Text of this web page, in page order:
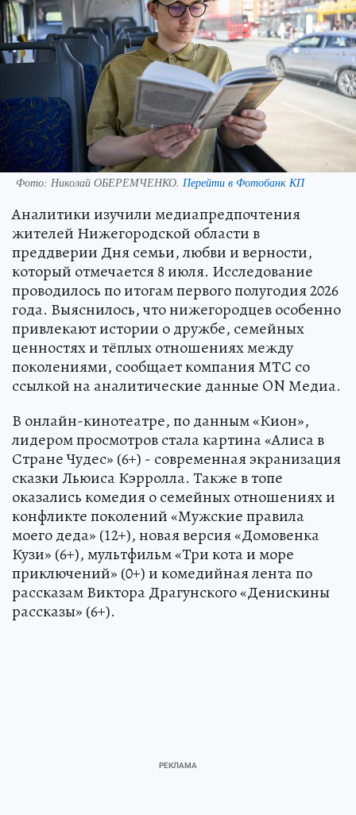
Фото: Николай ОБЕРЕМЧЕНКО. Перейти в Фотобанк КП
Аналитики изучили медиапредпочтения
жителей Нижегородской области в
преддверии Дня семьи, любви и верности,
который отмечается 8 июля. Исследование
проводилось по итогам первого полугодия 2026
года. Выяснилось, что нижегородцев особенно
привлекают истории о дружбе, семейных
ценностях и тёплых отношениях между
поколениями, сообщает компания МТС со
ссылкой на аналитические данные ON Медиа.
В онлайн-кинотеатре, по данным «Кион»,
лидером просмотров стала картина «Алиса в
Стране Чудес» (6+) - современная экранизация
сказки Льюиса Кэрролла. Также в топе
оказались комедия о семейных отношениях и
конфликте поколений «Мужские правила
моего деда» (12+), новая версия «Домовенка
Кузи» (6+), мультфильм «Три кота и море
приключений» (0+) и комедийная лента по
рассказам Виктора Драгунского «Денискины
рассказы» (6+).